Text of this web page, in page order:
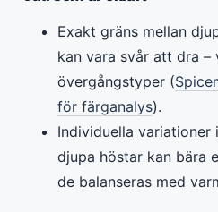
Exakt gräns mellan
kan vara svår att dra –
övergångstyper (
för färganalys).
Individuella
djupa höstar kan bära
de balanseras med